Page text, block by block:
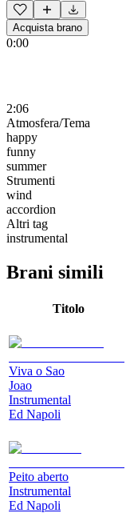
Acquista brano
0:00
2:06
Atmosfera/Tema
happy
funny
summer
Strumenti
wind
accordion
Altri tag
instrumental
Brani simili
Titolo
Viva o Sao
Joao
Instrumental
Ed Napoli
Peito aberto
Instrumental
Ed Napoli